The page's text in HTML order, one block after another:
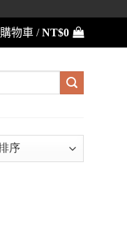
購物車 /NT$0